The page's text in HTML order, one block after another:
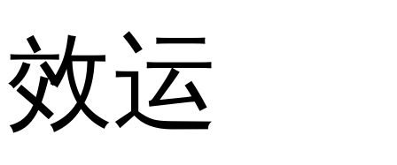
效运